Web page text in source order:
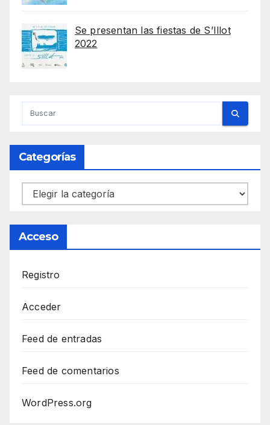
Se presentan las fiestas de S’Illot
2022
Categorías
Categorías
Acceso
Registro
Acceder
Feed de entradas
Feed de comentarios
WordPress.org